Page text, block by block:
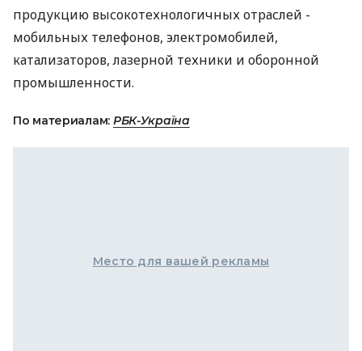
продукцию высокотехнологичных отраслей -
мобильных телефонов, электромобилей,
катализаторов, лазерной техники и оборонной
промышленности.
По материалам: РБК-Україна
Место для вашей рекламы